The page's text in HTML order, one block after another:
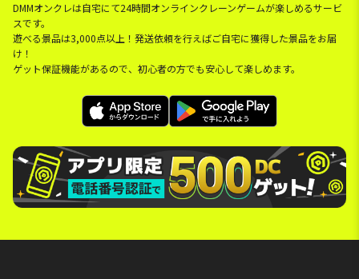
DMMオンクレは自宅にて24時間オンラインクレーンゲームが楽しめるサービ
スです。
遊べる景品は3,000点以上！発送依頼を行えばご自宅に獲得した景品をお届
け！
ゲット保証機能があるので、初心者の方でも安心して楽しめます。